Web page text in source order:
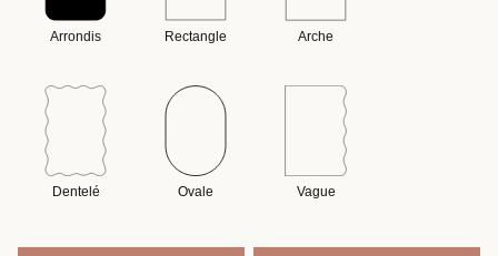
Arrondis Rectangle Arche
Dentelé Ovale Vague